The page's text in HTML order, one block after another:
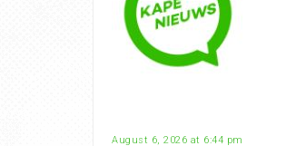
August 6, 2026 at 6:44 pm